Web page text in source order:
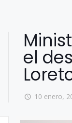
el
10 enero,